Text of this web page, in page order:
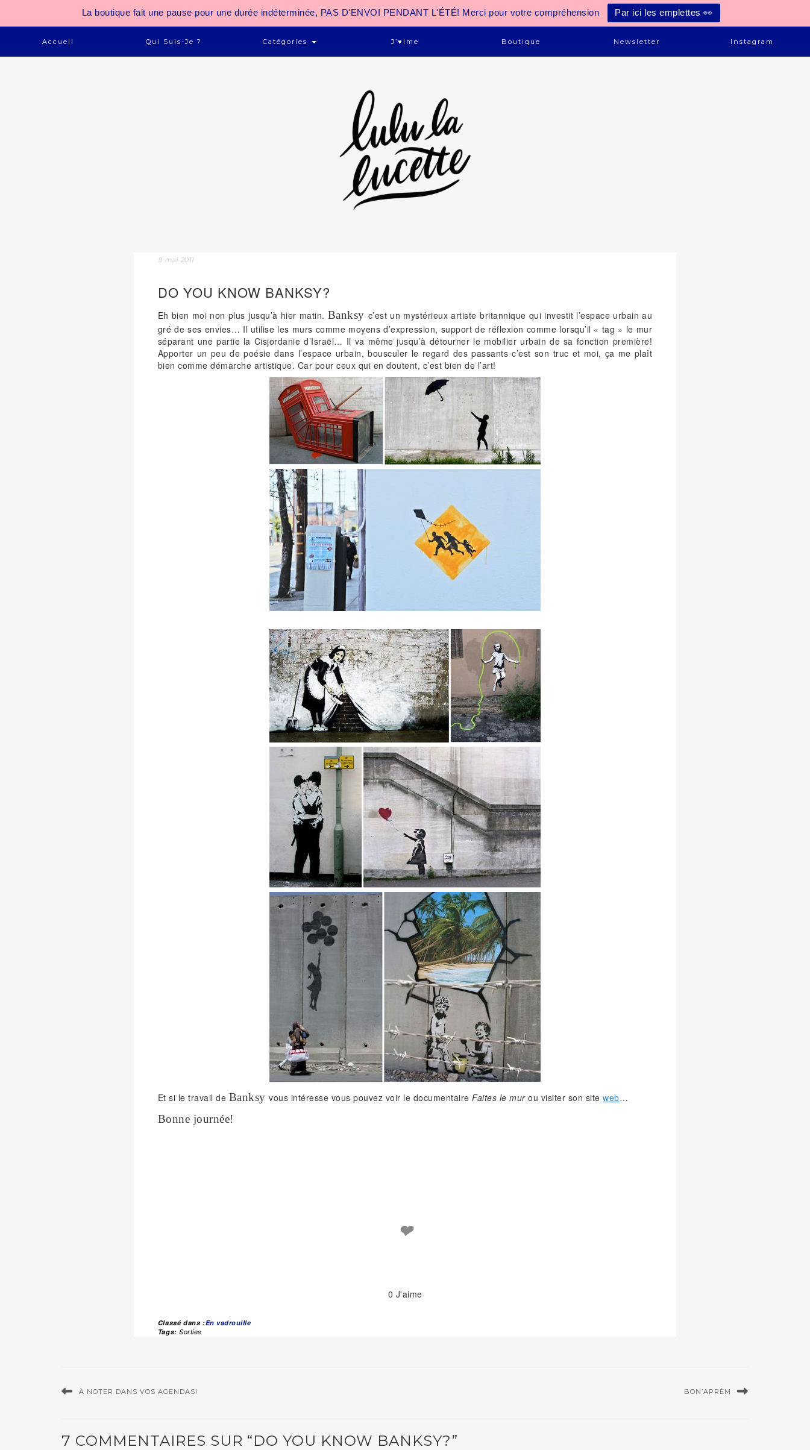
La boutique fait une pause pour une durée indéterminée, PAS D'ENVOI PENDANT L'ÉTÉ! Merci pour votre compréhension Par ici les emplettes 👀
Accueil Qui Suis-Je ? Catégories J’♥ime Boutique Newsletter Instagram
9 mai 2011
DO YOU KNOW BANKSY?
Eh bien moi non plus jusqu’à hier matin. Banksy c’est un mystérieux artiste britannique qui investit l’espace urbain au
gré de ses envies… Il utilise les murs comme moyens d’expression, support de réflexion comme lorsqu’il « tag » le mur
séparant une partie la Cisjordanie d’Israël… Il va même jusqu’à détourner le mobilier urbain de sa fonction première!
Apporter un peu de poésie dans l’espace urbain, bousculer le regard des passants c’est son truc et moi, ça me plaît
bien comme démarche artistique. Car pour ceux qui en doutent, c’est bien de l’art!
Et si le travail de Banksyvous intéresse vous pouvez voir le documentaireFaites le murou visiter son siteweb…
Bonne journée!
❤
0 J'aime
Classé dans :En vadrouille
Tags:Sorties
À NOTER DANS VOS AGENDAS! BON’APRÈM
7 COMMENTAIRES SUR “DO YOU KNOW BANKSY?”